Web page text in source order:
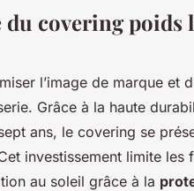
du covering poids
l’image de marque et
Grâce à la haute
ans, le covering se
investissement limite les
au soleil grâce à la